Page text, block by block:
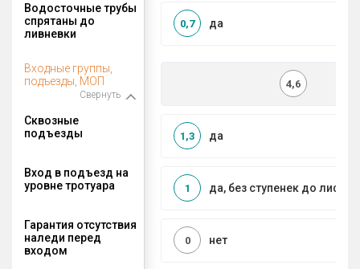
Водосточные трубы
спрятаны до
ливневки
да
0,7
Входные группы,
подъезды, МОП
Свернуть
4,6
Сквозные
подъезды
да
1,3
Вход в подъезд на
уровне тротуара
да, без ступенек до лифта
1
Гарантия отсутствия
наледи перед
входом
нет
0